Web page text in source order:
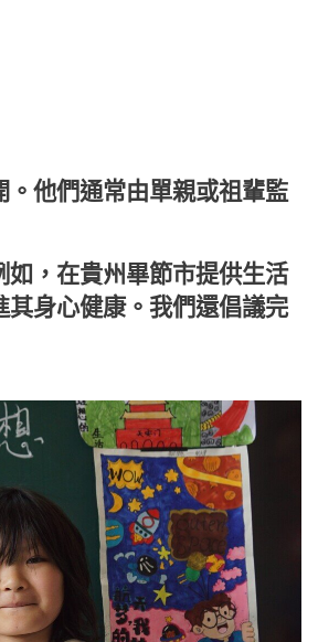
他們通常由單親或祖輩監
如，在貴州畢節市提供生活
身心健康。我們還倡議完